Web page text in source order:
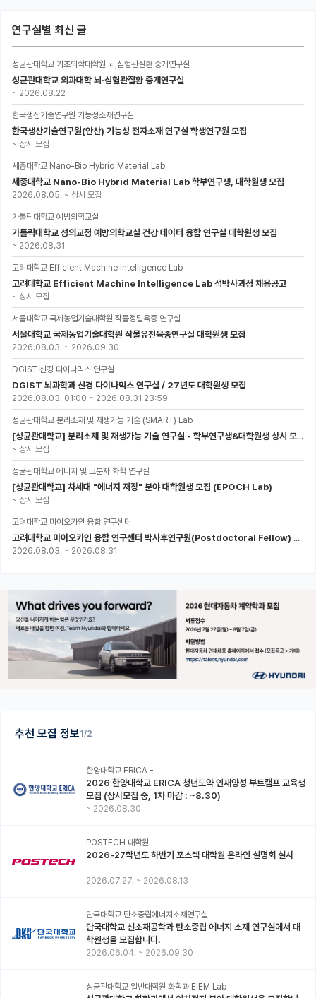
추천 모집 정보1/2
한양대학교 ERICA -
2026 한양대학교 ERICA 청년도약 인재양성 부트캠프 교육생
모집 (상시모집 중, 1차 마감 : ~8.30)
~ 2026.08.30
POSTECH 대학원
2026-27학년도 하반기 포스텍 대학원 온라인 설명회 실시
2026.07.27. ~ 2026.08.13
단국대학교 탄소중립에너지소재연구실
단국대학교 신소재공학과 탄소중립 에너지 소재 연구실에서 대
학원생을 모집합니다.
2026.06.04. ~ 2026.09.30
성균관대학교 일반대학원 화학과 EIEM Lab
연구실별 최신 글
성균관대학교 기초의학대학원 뇌,심혈관질환 중개연구실
성균관대학교 의과대학 뇌·심혈관질환 중개연구실
~ 2026.08.22
한국생산기술연구원 기능성소재연구실
한국생산기술연구원(안산) 기능성 전자소재 연구실 학생연구원 모집
~ 상시 모집
세종대학교 Nano-Bio Hybrid Material Lab
세종대학교 Nano-Bio Hybrid Material Lab 학부연구생, 대학원생 모집
2026.08.05. ~ 상시 모집
가톨릭대학교 예방의학교실
가톨릭대학교 성의교정 예방의학교실 건강 데이터 융합 연구실 대학원생 모집
~ 2026.08.31
고려대학교 Efficient Machine Intelligence Lab
고려대학교 Efficient Machine Intelligence Lab 석박사과정 채용공고
~ 상시 모집
서울대학교 국제농업기술대학원 작물정밀육종 연구실
서울대학교 국제농업기술대학원 작물유전육종연구실 대학원생 모집
2026.08.03. ~ 2026.09.30
DGIST 신경 다이나믹스 연구실
DGIST 뇌과학과 신경 다이나믹스 연구실 / 27년도 대학원생 모집
2026.08.03. 01:00 ~ 2026.08.31 23:59
성균관대학교 분리소재 및 재생가능 기술 (SMART) Lab
[성균관대학교] 분리소재 및 재생가능 기술 연구실 - 학부연구생&대학원생 상시 모집 (미래에너지공학과)
~ 상시 모집
성균관대학교 에너지 및 고분자 화학 연구실
[성균관대학교] 차세대 "에너지 저장" 분야 대학원생 모집 (EPOCH Lab)
~ 상시 모집
고려대학교 마이오카인 융합 연구센터
고려대학교 마이오카인 융합 연구센터 박사후연구원(Postdoctoral Fellow) 모집
2026.08.03. ~ 2026.08.31